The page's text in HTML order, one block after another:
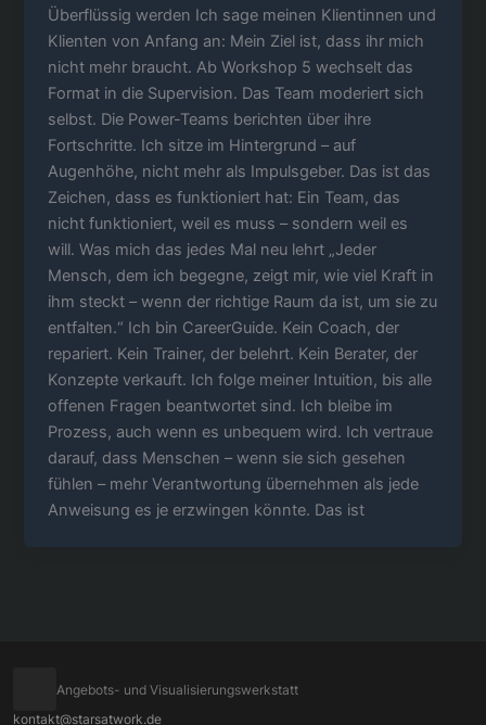
Überflüssig werden Ich sage meinen Klientinnen und
Klienten von Anfang an: Mein Ziel ist, dass ihr mich
nicht mehr braucht. Ab Workshop 5 wechselt das
Format in die Supervision. Das Team moderiert sich
selbst. Die Power-Teams berichten über ihre
Fortschritte. Ich sitze im Hintergrund – auf
Augenhöhe, nicht mehr als Impulsgeber. Das ist das
Zeichen, dass es funktioniert hat: Ein Team, das
nicht funktioniert, weil es muss – sondern weil es
will. Was mich das jedes Mal neu lehrt „Jeder
Mensch, dem ich begegne, zeigt mir, wie viel Kraft in
ihm steckt – wenn der richtige Raum da ist, um sie zu
entfalten.“ Ich bin CareerGuide. Kein Coach, der
repariert. Kein Trainer, der belehrt. Kein Berater, der
Konzepte verkauft. Ich folge meiner Intuition, bis alle
offenen Fragen beantwortet sind. Ich bleibe im
Prozess, auch wenn es unbequem wird. Ich vertraue
darauf, dass Menschen – wenn sie sich gesehen
fühlen – mehr Verantwortung übernehmen als jede
Anweisung es je erzwingen könnte. Das ist
Angebots- und Visualisierungswerkstatt
kontakt@starsatwork.de